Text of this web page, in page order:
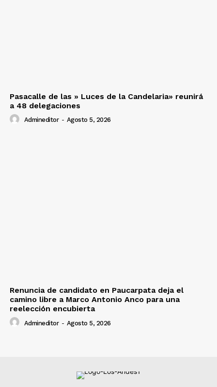
Pasacalle de las » Luces de la Candelaria» reunirá
a 48 delegaciones
Admineditor - Agosto 5, 2026
Renuncia de candidato en Paucarpata deja el
camino libre a Marco Antonio Anco para una
reelección encubierta
Admineditor - Agosto 5, 2026